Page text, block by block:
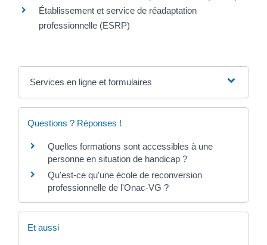
Établissement et service de réadaptation
professionnelle (ESRP)
Services en ligne et formulaires
Questions ? Réponses !
Quelles formations sont accessibles à une
personne en situation de handicap ?
Qu'est-ce qu'une école de reconversion
professionnelle de l'Onac-VG ?
Et aussi